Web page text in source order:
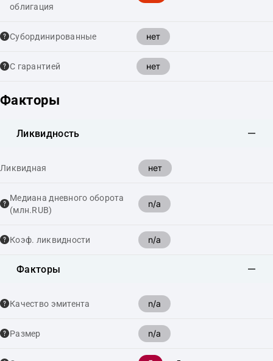
облигация
Cубординированные нет
С гарантией нет
Факторы
Ликвидность
Ликвидная нет
Медиана дневного оборота
(млн.RUB)
n/a
Коэф. ликвидности n/a
Факторы
Качество эмитента n/a
Размер n/a